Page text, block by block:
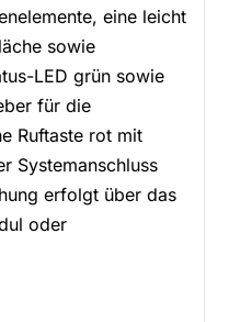
eine leicht
sowie
LED grün sowie
für die
Ruftaste rot mit
Systemanschluss
erfolgt über das
oder